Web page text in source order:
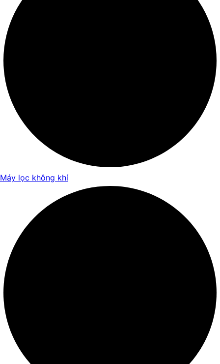
Máy lọc không khí